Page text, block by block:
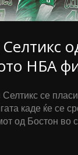
НБА
Селтикс се
каде ќе се
од Бостон во